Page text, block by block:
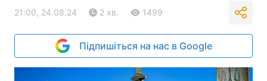
21:00, 24.08.24 2 хв. 1499
Підпишіться на нас в Google